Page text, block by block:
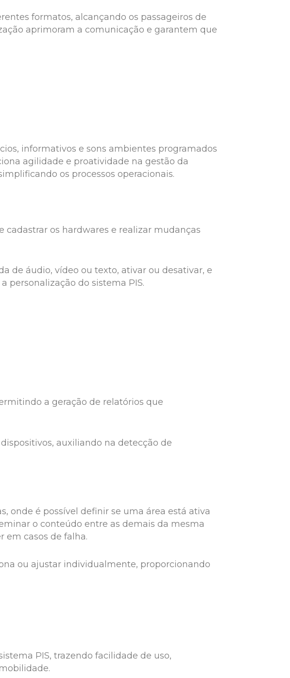
formatos, alcançando os passageiros de
aprimoram a comunicação e garantem que
informativos e sons ambientes programados
agilidade e proatividade na gestão da
os processos operacionais.
os hardwares e realizar mudanças
de áudio, vídeo ou texto, ativar ou desativar, e
personalização do sistema PIS.
a geração de relatórios que
auxiliando na detecção de
onde é possível definir se uma área está ativa
o conteúdo entre as demais da mesma
em casos de falha.
ou ajustar individualmente, proporcionando
PIS, trazendo facilidade de uso,